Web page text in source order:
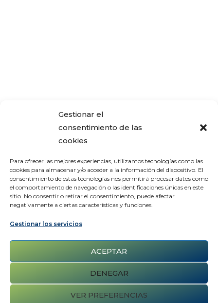
Gestionar el
consentimiento de las
cookies
Para ofrecer las mejores experiencias, utilizamos tecnologías como las
cookies para almacenar y/o acceder a la información del dispositivo. El
consentimiento de estas tecnologías nos permitirá procesar datos como
el comportamiento de navegación o las identificaciones únicas en este
sitio. No consentir o retirar el consentimiento, puede afectar
negativamente a ciertas características y funciones.
Gestionar los servicios
ACEPTAR
DENEGAR
VER PREFERENCIAS